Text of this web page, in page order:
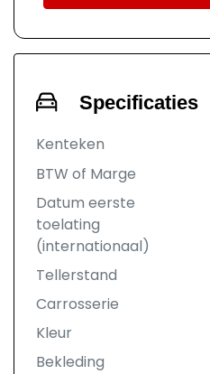
Specificaties
Kenteken
BTW of Marge
Datum eerste
toelating
(internationaal)
Tellerstand
Carrosserie
Kleur
Bekleding